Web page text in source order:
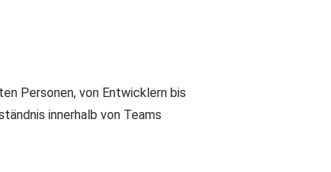
Personen, von Entwicklern bis
innerhalb von Teams